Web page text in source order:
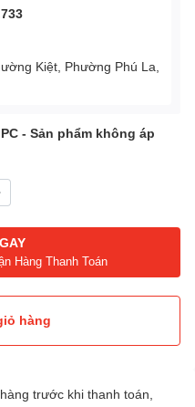
Kiệt, Phường Phú La,
- Sản phẩm không áp
Hàng Thanh Toán
hàng
trước khi thanh toán,